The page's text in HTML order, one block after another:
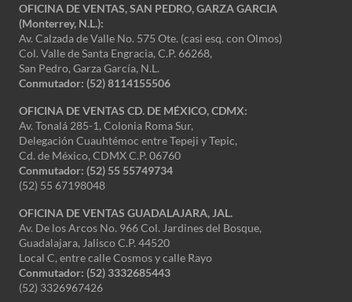
OFICINA DE VENTAS, SAN PEDRO, GARZA GARCIA
(Monterrey, N.L.):
Av. Calzada de Valle No. 575 Ote. (casi esq. con Olmos)
Col. Valle de Santa Engracia, C.P. 66268,
San Pedro, Garza García, N.L.
Conmutador: (52) 8114155506
OFICINA DE VENTAS CD. DE MÉXICO, CDMX:
Av. Tonalá 285-1, Colonia Roma Sur,
Delegación Cuauhtémoc entre Tepeji y Tepic,
Cd. de México, CDMX C.P. 06760
Conmutador: (52) 55 55749734
(52) 55 67198048
OFICINA DE VENTAS GUADALAJARA, JAL.
Av. De los Arcos No. 966 Col. Jardines del Bosque,
Guadalajara, Jalisco C.P. 44520
Local C, entre calle Cosmos y calle Rayo
Conmutador: (52) 3332685443
(52) 3326967426